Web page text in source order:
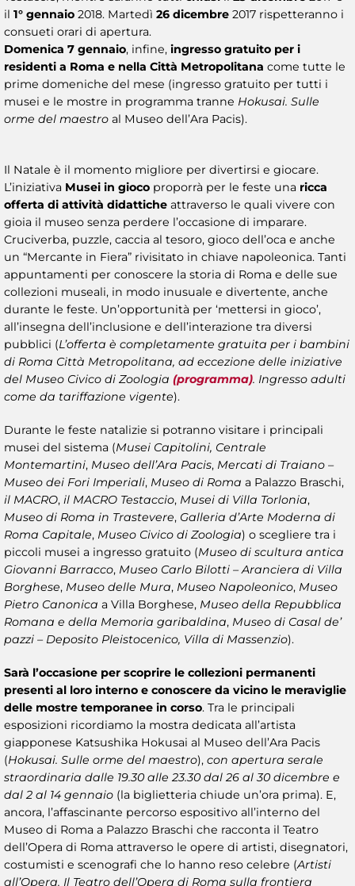
il 1° gennaio 2018. Martedì 26 dicembre 2017 rispetteranno i
consueti orari di apertura.
Domenica 7 gennaio, infine, ingresso gratuito per i
residenti a Roma e nella Città Metropolitana come tutte le
prime domeniche del mese (ingresso gratuito per tutti i
musei e le mostre in programma tranne Hokusai. Sulle
orme del maestro al Museo dell’Ara Pacis).
Il Natale è il momento migliore per divertirsi e giocare.
L’iniziativa Musei in gioco proporrà per le feste una ricca
offerta di attività didattiche attraverso le quali vivere con
gioia il museo senza perdere l’occasione di imparare.
Cruciverba, puzzle, caccia al tesoro, gioco dell’oca e anche
un “Mercante in Fiera” rivisitato in chiave napoleonica. Tanti
appuntamenti per conoscere la storia di Roma e delle sue
collezioni museali, in modo inusuale e divertente, anche
durante le feste. Un’opportunità per ‘mettersi in gioco’,
all’insegna dell’inclusione e dell’interazione tra diversi
pubblici (L’offerta è completamente gratuita per i bambini
di Roma Città Metropolitana, ad eccezione delle iniziative
del Museo Civico di Zoologia (programma). Ingresso adulti
come da tariffazione vigente).
Durante le feste natalizie si potranno visitare i principali
musei del sistema (Musei Capitolini, Centrale
Montemartini, Museo dell’Ara Pacis, Mercati di Traiano –
Museo dei Fori Imperiali, Museo di Roma a Palazzo Braschi,
il MACRO, il MACRO Testaccio, Musei di Villa Torlonia,
Museo di Roma in Trastevere, Galleria d’Arte Moderna di
Roma Capitale, Museo Civico di Zoologia) o scegliere tra i
piccoli musei a ingresso gratuito (Museo di scultura antica
Giovanni Barracco, Museo Carlo Bilotti – Aranciera di Villa
Borghese, Museo delle Mura, Museo Napoleonico, Museo
Pietro Canonica a Villa Borghese, Museo della Repubblica
Romana e della Memoria garibaldina, Museo di Casal de’
pazzi – Deposito Pleistocenico, Villa di Massenzio).
Sarà l’occasione per scoprire le collezioni permanenti
presenti al loro interno e conoscere da vicino le meraviglie
delle mostre temporanee in corso. Tra le principali
esposizioni ricordiamo la mostra dedicata all’artista
giapponese Katsushika Hokusai al Museo dell’Ara Pacis
(Hokusai. Sulle orme del maestro), con apertura serale
straordinaria dalle 19.30 alle 23.30 dal 26 al 30 dicembre e
dal 2 al 14 gennaio (la biglietteria chiude un’ora prima). E,
ancora, l’affascinante percorso espositivo all’interno del
Museo di Roma a Palazzo Braschi che racconta il Teatro
dell’Opera di Roma attraverso le opere di artisti, disegnatori,
costumisti e scenografi che lo hanno reso celebre (Artisti
all’Opera. Il Teatro dell’Opera di Roma sulla frontiera